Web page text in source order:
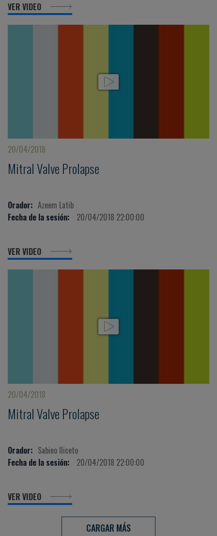
VER VIDEO
20/04/2018
Mitral Valve Prolapse
Orador: Azeem Latib
Fecha de la sesión:
20/04/2018 22:00:00
VER VIDEO
20/04/2018
Mitral Valve Prolapse
Orador: Sabino Iliceto
Fecha de la sesión:
20/04/2018 22:00:00
VER VIDEO
CARGAR MÁS